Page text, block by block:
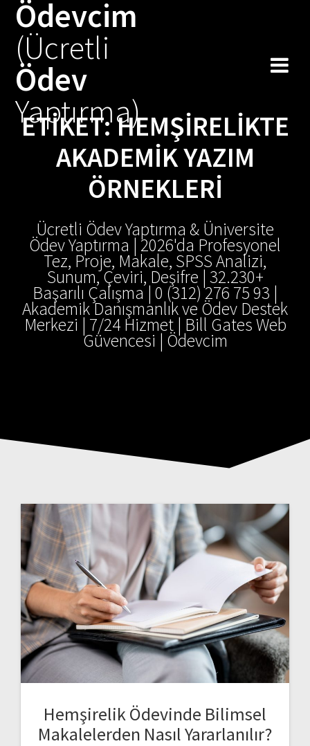
Ödevcim
(Ücretli
Ödev
Yaptırma)
ETIKET:HEMŞIRELIKTE
AKADEMIK YAZIM
ÖRNEKLERI
Ücretli Ödev Yaptırma & Üniversite
Ödev Yaptırma | 2026'da Profesyonel
Tez, Proje, Makale, SPSS Analizi,
Sunum, Çeviri, Deşifre | 32.230+
Başarılı Çalışma | 0 (312) 276 75 93 |
Akademik Danışmanlık ve Ödev Destek
Merkezi | 7/24 Hizmet | Bill Gates Web
Güvencesi | Ödevcim
Hemşirelik Ödevinde Bilimsel
Makalelerden Nasıl Yararlanılır?